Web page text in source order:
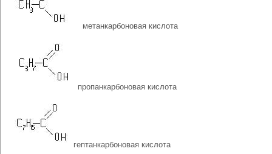
метанкарбоновая кислота
пропанкарбоновая кислота
гептанкарбоновая кислота